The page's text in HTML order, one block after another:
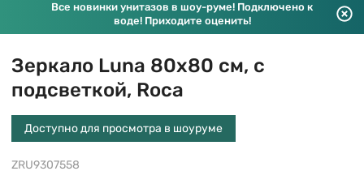
Все новинки унитазов в шоу-руме! Подключено к
воде! Приходите оценить!
Зеркало Luna 80х80 см, с
подсветкой, Roca
Доступно для просмотра в шоуруме
ZRU9307558